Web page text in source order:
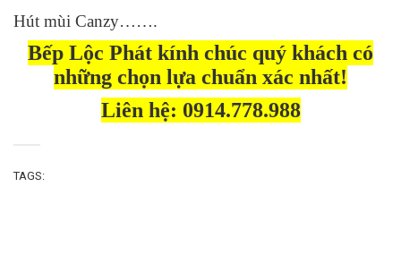
Hút mùi Canzy…….
Bếp Lộc Phát kính chúc quý khách có
những chọn lựa chuẩn xác nhất!
Liên hệ: 0914.778.988
TAGS: